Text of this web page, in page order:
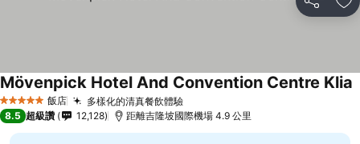
分享 加
5 星級 飯店 多樣化的清真餐飲體驗
Mövenpick Hotel And Convention Centre Klia
8.5 超級讚 12,128 距離吉隆坡國際機場 4.9 公里